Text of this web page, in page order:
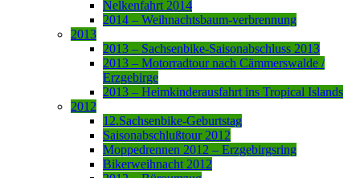
Nelkenfahrt 2014
2014 – Weihnachtsbaum-verbrennung
2013
2013 – Sachsenbike-Saisonabschluss 2013
2013 – Motorradtour nach Cämmerswalde /
Erzgebirge
2013 – Heimkinderausfahrt ins Tropical Islands
2012
12.Sachsenbike-Geburtstag
Saisonabschlußtour 2012
Moppedrennen 2012 – Erzgebirgsring
Bikerweihnacht 2012